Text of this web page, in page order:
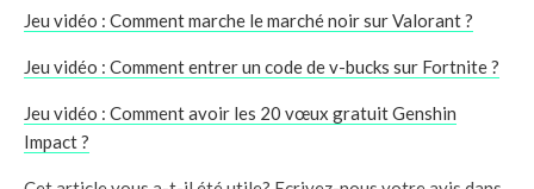
Jeu vidéo : Comment marche le marché noir sur Valorant ?
Jeu vidéo : Comment entrer un code de v-bucks sur Fortnite ?
Jeu vidéo : Comment avoir les 20 vœux gratuit Genshin
Impact ?